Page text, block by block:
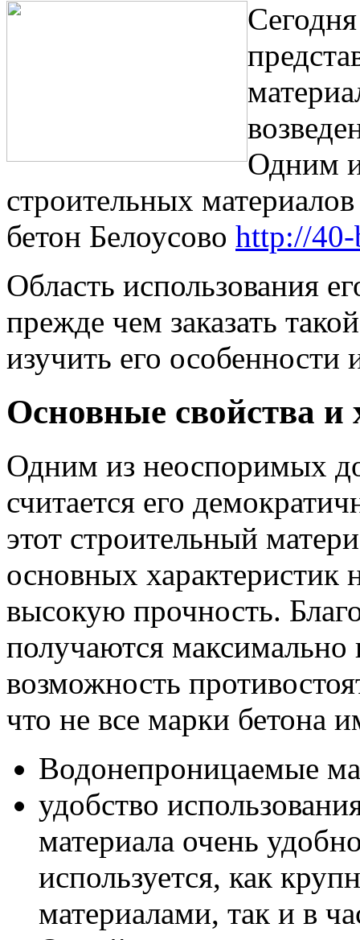
Одним
строительных
бетон Белоусово http://
Область использования
прежде чем заказать
изучить его особенности
Основные свойства и
Одним из неоспоримых
считается его
этот строительный
основных характеристик
высокую прочность.
получаются
возможность
что не все марки бетона
Водонепроницаемые
удобство
материала очень
используется, как
материалами, так и в